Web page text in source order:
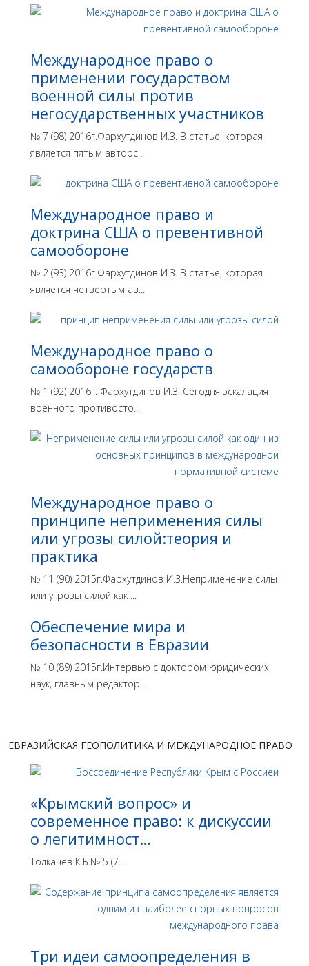
Международное право о
применении государством
военной силы против
негосударственных участников
№ 7 (98) 2016г.Фархутдинов И.З. В статье, которая
является пятым авторс...
Международное право и
доктрина США о превентивной
самообороне
№ 2 (93) 2016г.Фархутдинов И.З. В статье, которая
является четвертым ав...
Международное право о
самообороне государств
№ 1 (92) 2016г. Фархутдинов И.З. Сегодня эскалация
военного противосто...
Международное право о
принципе неприменения силы
или угрозы силой:теория и
практика
№ 11 (90) 2015г.Фархутдинов И.З.Неприменение силы
или угрозы силой как ...
Обеспечение мира и
безопасности в Евразии
№ 10 (89) 2015г.Интервью с доктором юридических
наук, главным редактор...
ЕВРАЗИЙСКАЯ ГЕОПОЛИТИКА И МЕЖДУНАРОДНОЕ ПРАВО
«Крымский вопрос» и
современное право: к дискуссии
о легитимност…
Толкачев К.Б.№ 5 (7...
Три идеи самоопределения в